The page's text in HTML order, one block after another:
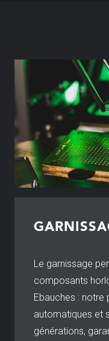
Le garnissage
composants
Ebauches : notre
automatiques et
générations,